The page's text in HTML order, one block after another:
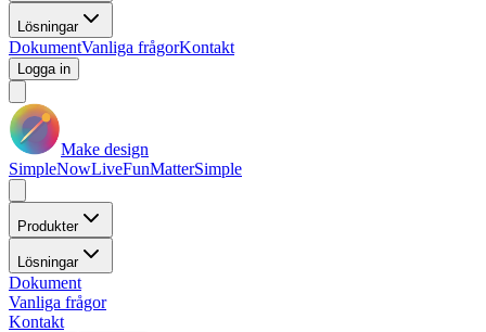
Lösningar
DokumentVanliga frågorKontakt
Logga in
Make design
SimpleNowLiveFunMatterSimple
Produkter
Lösningar
Dokument
Vanliga frågor
Kontakt